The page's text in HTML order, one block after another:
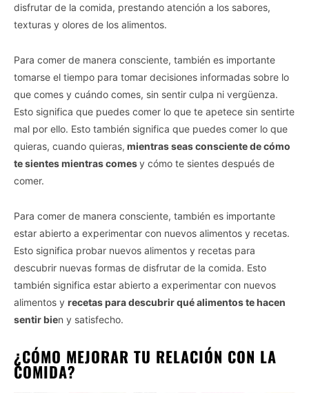
disfrutar de la comida, prestando atención a los sabores,
texturas y olores de los alimentos.
Para comer de manera consciente, también es importante
tomarse el tiempo para tomar decisiones informadas sobre lo
que comes y cuándo comes, sin sentir culpa ni vergüenza.
Esto significa que puedes comer lo que te apetece sin sentirte
mal por ello. Esto también significa que puedes comer lo que
quieras, cuando quieras, mientras seas consciente de cómo
te sientes mientras comesy cómo te sientes después de
comer.
Para comer de manera consciente, también es importante
estar abierto a experimentar con nuevos alimentos y recetas.
Esto significa probar nuevos alimentos y recetas para
descubrir nuevas formas de disfrutar de la comida. Esto
también significa estar abierto a experimentar con nuevos
alimentos y recetas para descubrir qué alimentos te hacen
sentir bien y satisfecho.
¿CÓMO MEJORAR TU RELACIÓN CON LA
COMIDA?